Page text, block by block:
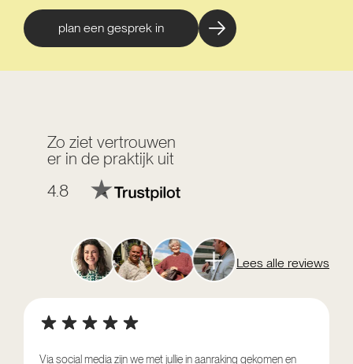
plan een gesprek in
Zo ziet vertrouwen
er in de praktijk uit
4.8
Lees alle reviews
Via social media zijn we met jullie in aanraking gekomen en